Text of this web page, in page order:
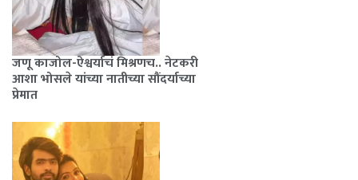
जणू काजोल-ऐश्वर्याचं मिश्रणच.. नेटकरी
आशा भोसले यांच्या नातीच्या सौंदर्याच्या
प्रेमात